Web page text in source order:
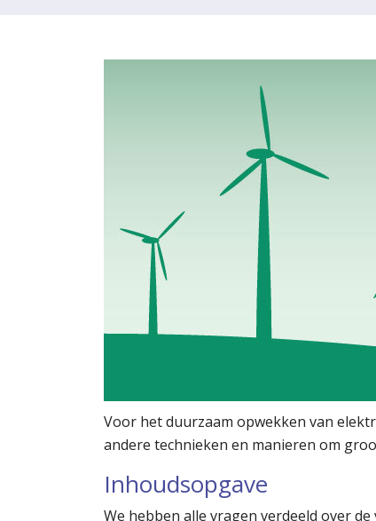
Voor het duurzaam opwekken van
andere technieken en manieren om
Inhoudsopgave
We hebben alle vragen verdeeld over